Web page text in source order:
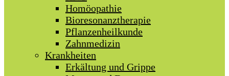
Homöopathie
Bioresonanztherapie
Pflanzenheilkunde
Zahnmedizin
Krankheiten
Erkältung und Grippe